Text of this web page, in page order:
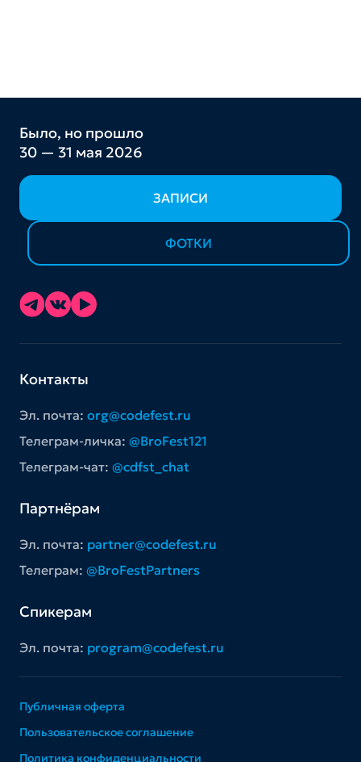
Было, но прошло
30 — 31 мая 2026
ЗАПИСИ
ФОТКИ
Контакты
Эл. почта: org@codefest.ru
Телеграм-личка: @BroFest121
Телеграм-чат: @cdfst_chat
Партнёрам
Эл. почта: partner@codefest.ru
Телеграм: @BroFestPartners
Спикерам
Эл. почта: program@codefest.ru
Публичная оферта
Пользовательское соглашение
Политика конфиденциальности